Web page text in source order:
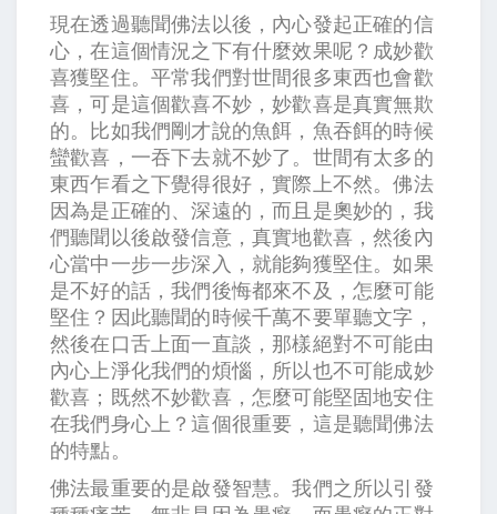
現在透過聽聞佛法以後，內心發起正確的信
心，在這個情況之下有什麼效果呢？成妙歡
喜獲堅住。平常我們對世間很多東西也會歡
喜，可是這個歡喜不妙，妙歡喜是真實無欺
的。比如我們剛才說的魚餌，魚吞餌的時候
蠻歡喜，一吞下去就不妙了。世間有太多的
東西乍看之下覺得很好，實際上不然。佛法
因為是正確的、深遠的，而且是奧妙的，我
們聽聞以後啟發信意，真實地歡喜，然後內
心當中一步一步深入，就能夠獲堅住。如果
是不好的話，我們後悔都來不及，怎麼可能
堅住？因此聽聞的時候千萬不要單聽文字，
然後在口舌上面一直談，那樣絕對不可能由
內心上淨化我們的煩惱，所以也不可能成妙
歡喜；既然不妙歡喜，怎麼可能堅固地安住
在我們身心上？這個很重要，這是聽聞佛法
的特點。
佛法最重要的是啟發智慧。我們之所以引發